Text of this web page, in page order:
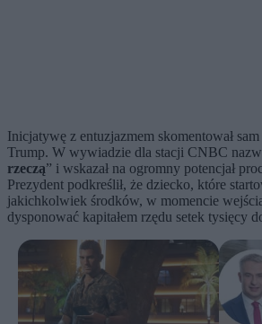
Inicjatywę z entuzjazmem skomentował
Trump. W wywiadzie dla stacji CNBC
rzeczą” i wskazał na ogromny potencjał
Prezydent podkreślił, że dziecko, które
jakichkolwiek środków, w momencie
dysponować kapitałem rzędu setek tysięcy